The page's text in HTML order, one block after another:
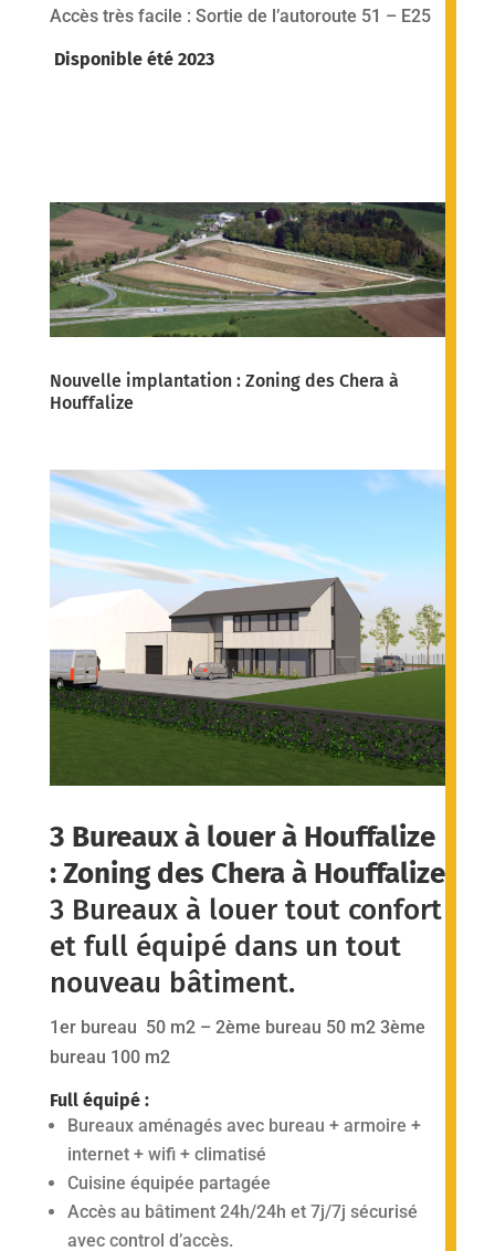
Accès très facile : Sortie de l’autoroute 51 – E25
Disponible été 2023
Nouvelle implantation : Zoning des Chera à
Houffalize
3 Bureaux à louer à Houffalize
: Zoning des Chera à Houffalize
3 Bureaux à louer tout confort
et full équipé dans un tout
nouveau bâtiment.
1er bureau 50 m2 – 2ème bureau 50 m2 3ème
bureau 100 m2
Full équipé :
Bureaux aménagés avec bureau + armoire +
internet + wifi + climatisé
Cuisine équipée partagée
Accès au bâtiment 24h/24h et 7j/7j sécurisé
avec control d’accès.